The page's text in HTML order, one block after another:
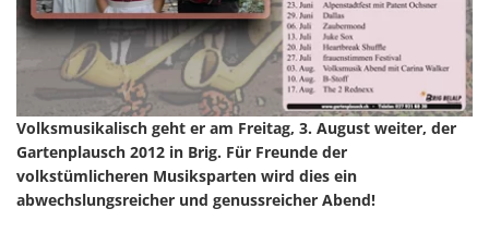
Volksmusikalisch geht er am Freitag, 3. August weiter, der
Gartenplausch 2012 in Brig. Für Freunde der
volkstümlicheren Musiksparten wird dies ein
abwechslungsreicher und genussreicher Abend!